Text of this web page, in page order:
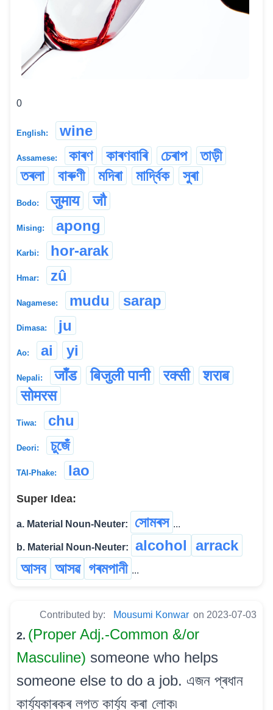
0
English: wine
Assamese: কাৰণ কাৰণবাৰি চেৰাপ
তাড়ী
তৰলা
বাৰুণী মদিৰা মাৰ্দ্বিক সুৰা
Bodo: जुमाय जौ
Mising: apong
Karbi: hor-arak
Hmar: zû
Nagamese: mudu sarap
Dimasa: ju
Ao: ai yi
Nepali: जाँड बिजुली पानी रक्सी
शराब
सोमरस
Tiwa: chu
Deori: চুজেঁ
TAI-Phake: lao
Super Idea:
a. Material Noun-Neuter: সোমৰস ...
b. Material Noun-Neuter: alcohol arrack
আসব আসৱ গৰমপানী ...
Contributed by: Mousumi Konwar on 2023-07-03
2. (Proper Adj.-Common &/or
Masculine) someone who helps
someone else to do a job. এজন প্ৰধান
কাৰ্য্যকাৰকৰ লগত কাৰ্য্য কৰা লোক৷